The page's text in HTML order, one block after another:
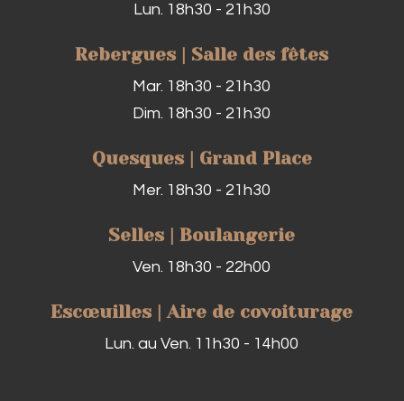
Lun. 18h30 - 21h30
Rebergues | Salle des fêtes
Mar. 18h30 - 21h30
Dim. 18h30 - 21h30
Quesques | Grand Place
Mer. 18h30 - 21h30
Selles | Boulangerie
Ven. 18h30 - 22h00
Escœuilles | Aire de covoiturage
Lun. au Ven. 11h30 - 14h00